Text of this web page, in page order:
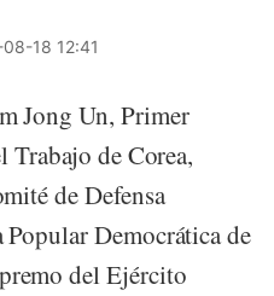
18 12:41
Jong Un, Primer
Trabajo de Corea,
de Defensa
Democrática de
del Ejército